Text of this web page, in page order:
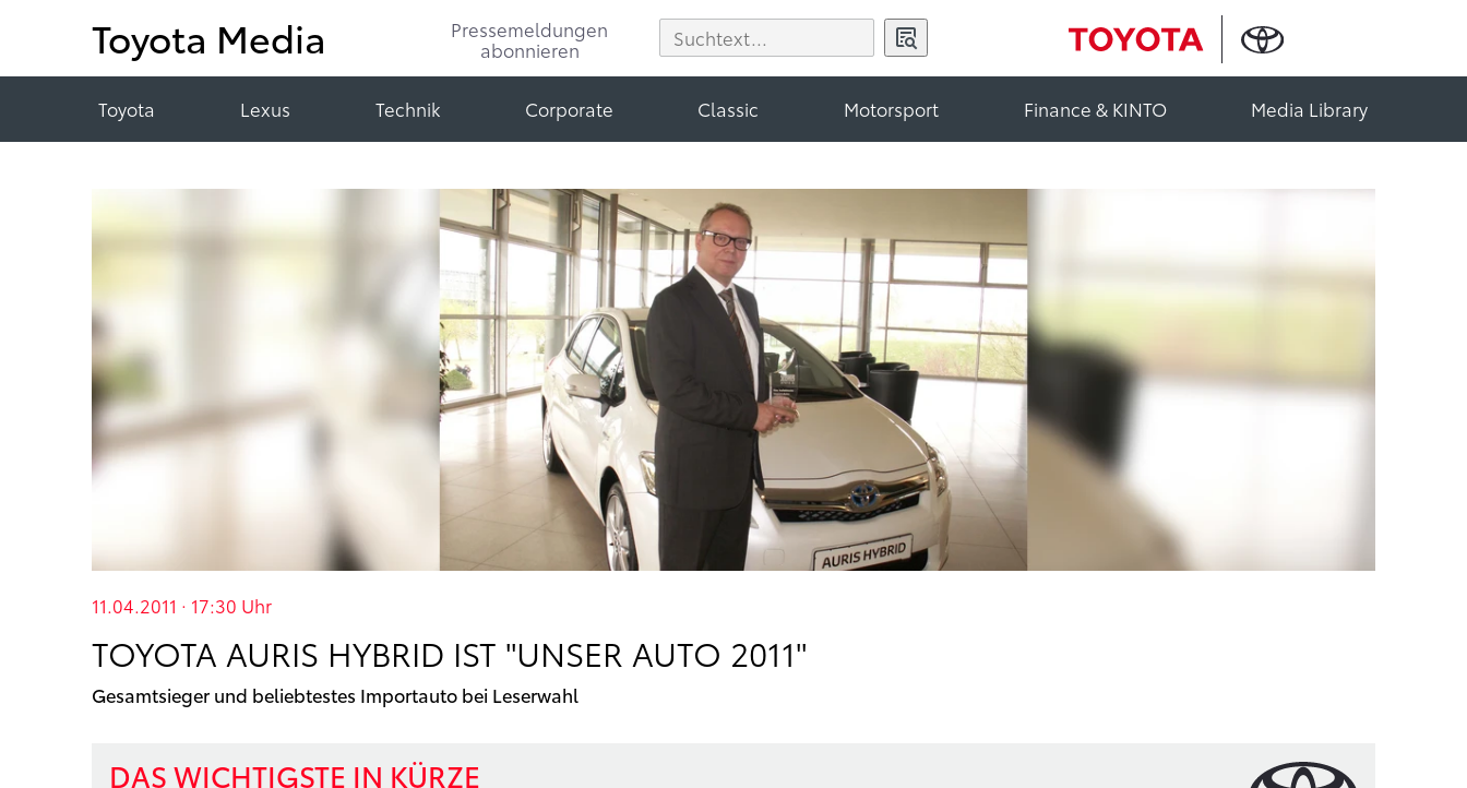
Toyota Media
Pressemeldungen
abonnieren
Toyota Lexus Technik Corporate Classic Motorsport Finance & KINTO Media Library
11.04.2011 · 17:30 Uhr
TOYOTA AURIS HYBRID IST "UNSER AUTO 2011"
Gesamtsieger und beliebtestes Importauto bei Leserwahl
DAS WICHTIGSTE IN KÜRZE